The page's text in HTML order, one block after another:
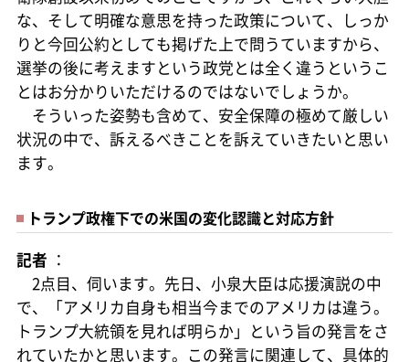
な、そして明確な意思を持った政策について、しっか
りと今回公約としても掲げた上で問うていますから、
選挙の後に考えますという政党とは全く違うというこ
とはお分かりいただけるのではないでしょうか。
そういった姿勢も含めて、安全保障の極めて厳しい
状況の中で、訴えるべきことを訴えていきたいと思い
ます。
トランプ政権下での米国の変化認識と対応方針
記者 ：
2点目、伺います。先日、小泉大臣は応援演説の中
で、「アメリカ自身も相当今までのアメリカは違う。
トランプ大統領を見れば明らか」という旨の発言をさ
れていたかと思います。この発言に関連して、具体的